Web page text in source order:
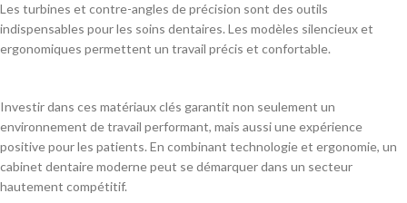
Les turbines et contre-angles de précision sont des outils
indispensables pour les soins dentaires. Les modèles silencieux et
ergonomiques permettent un travail précis et confortable.
Investir dans ces matériaux clés garantit non seulement un
environnement de travail performant, mais aussi une expérience
positive pour les patients. En combinant technologie et ergonomie, un
cabinet dentaire moderne peut se démarquer dans un secteur
hautement compétitif.